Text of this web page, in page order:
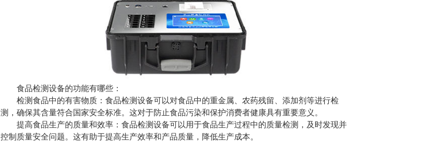
食品检测设备的功能有哪些：
检测食品中的有害物质：食品检测设备可以对食品中的重金属、农药残留、添加剂等进行检
测，确保其含量符合国家安全标准。这对于防止食品污染和保护消费者健康具有重要意义。
提高食品生产的质量和效率：食品检测设备可以用于食品生产过程中的质量检测，及时发现并
控制质量安全问题。这有助于提高生产效率和产品质量，降低生产成本。